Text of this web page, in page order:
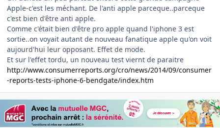
Apple-c'est les méchant. De l'anti apple parceque..parceque
c'est bien d'être anti apple.
Comme c'était bien d'être pro apple quand l'iphone 3 est
sortie..on voyait autant de nouveau fanatique apple qu'on voit
aujourd'hui leur opposant. Effet de mode.
Et sur l'effet tordu, un nouveau test viernt de paraitre
http://www.consumerreports.org/cro/news/2014/09/consumer
-reports-tests-iphone-6-bendgate/index.htm